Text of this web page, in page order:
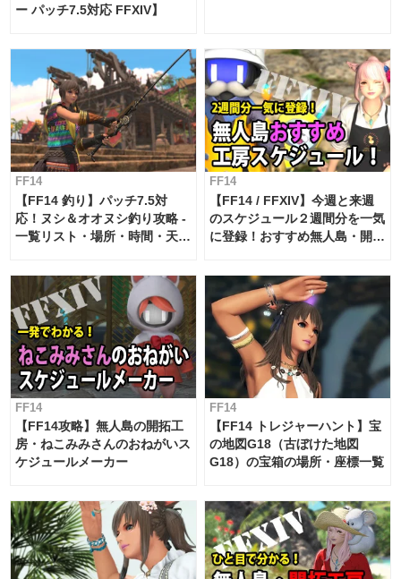
ー パッチ7.5対応 FFXIV】
FF14
【FF14 釣り】パッチ7.5対
応！ヌシ＆オオヌシ釣り攻略 -
一覧リスト・場所・時間・天
FF14
【FF14 / FFXIV】今週と来週
のスケジュール２週間分を一気
に登録！おすすめ無人島・開拓
FF14
【FF14攻略】無人島の開拓工
房・ねこみみさんのおねがいス
ケジュールメーカー
FF14
【FF14 トレジャーハント】宝
の地図G18（古ぼけた地図
G18）の宝箱の場所・座標一覧